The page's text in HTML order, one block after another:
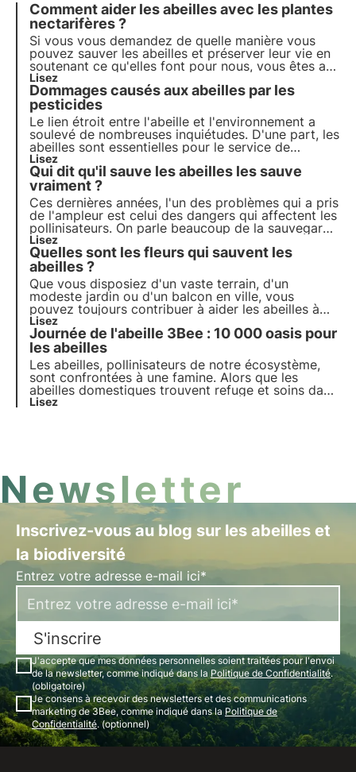
Comment aider les abeilles avec les plantes
nectarifères ?
Si vous vous demandez de quelle manière vous
pouvez sauver les abeilles et préserver leur vie en
soutenant ce qu'elles font pour nous, vous êtes au
bon endroit ! Dans cet article, nous expliquons
comment vous pouvez aider les abeilles avec les
plantes à nectar.
Lisez
Dommages causés aux abeilles par les
pesticides
Le lien étroit entre l'abeille et l'environnement a
soulevé de nombreuses inquiétudes. D'une part, les
abeilles sont essentielles pour le service de
pollinisation qu'elles assurent, d'autre part, la
nécessité d'une protection phytosanitaire des
cultures peut entraîner des problèmes de mortalité
et de dépeuplement des ruches.
Lisez
Qui dit qu'il sauve les abeilles les sauve
vraiment ?
Ces dernières années, l'un des problèmes qui a pris
de l'ampleur est celui des dangers qui affectent les
pollinisateurs. On parle beaucoup de la sauvegarde
des abeilles, mais fait-on vraiment quelque chose
pour les aider ?
Lisez
Quelles sont les fleurs qui sauvent les
abeilles ?
Que vous disposiez d'un vaste terrain, d'un
modeste jardin ou d'un balcon en ville, vous
pouvez toujours contribuer à aider les abeilles à
accomplir leur précieux travail de pollinisation.
Comment ? En décidant de planter et de semer les
plantes et les fleurs que les abeilles aiment le plus.
Lisez
Journée de l'abeille 3Bee : 10 000 oasis pour
les abeilles
Les abeilles, pollinisateurs de notre écosystème,
sont confrontées à une famine. Alors que les
abeilles domestiques trouvent refuge et soins dans
les mains des apiculteurs, les abeilles sauvages se
Lisez
Newsletter
Inscrivez-vous au blog sur les abeilles et
la biodiversité
Entrez votre adresse e-mail ici*
S'inscrire
J'accepte que mes données personnelles soient traitées pour l'envoi
de la newsletter, comme indiqué dans la Politique de Confidentialité.
(obligatoire)
Je consens à recevoir des newsletters et des communications
marketing de 3Bee, comme indiqué dans la Politique de
Confidentialité. (optionnel)